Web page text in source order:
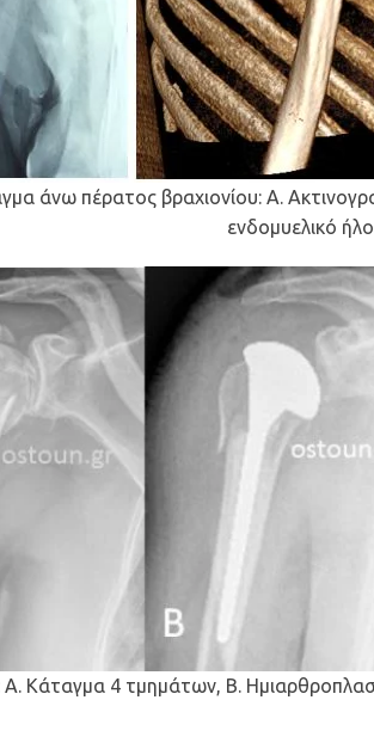
άνω πέρατος βραχιονίου: Α.
ενδομυελικό ήλο
Α. Κάταγμα 4 τμημάτων, Β.